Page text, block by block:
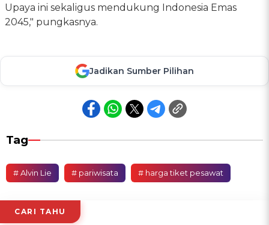
Upaya ini sekaligus mendukung Indonesia Emas
2045," pungkasnya.
Jadikan Sumber Pilihan
Tag
# Alvin Lie # pariwisata # harga tiket pesawat
CARI TAHU